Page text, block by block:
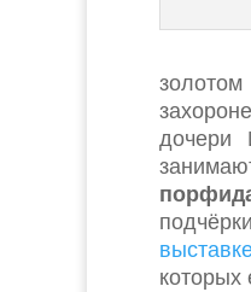
дочери
которых